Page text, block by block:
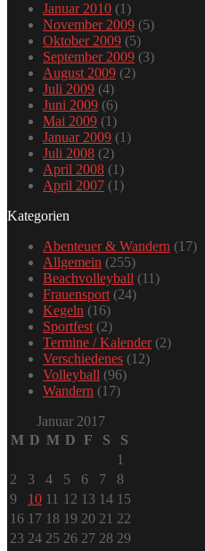
Januar 2010 (1)
November 2009 (5)
Oktober 2009 (5)
September 2009 (3)
August 2009 (2)
Juli 2009 (4)
Juni 2009 (6)
Mai 2009 (1)
Januar 2009 (1)
Juli 2008 (2)
April 2008 (1)
April 2007 (1)
Kategorien
Abenteuer & Wandern (17)
Allgemein (255)
Beachvolleyball (11)
Frauensport (24)
Kegeln (16)
Sportfest (2)
Termine / Kalender(2)
Verschiedenes (12)
Volleyball (96)
Wandern (17)
Januar 2017
M D M D F S
S
1
2
3 4 5 6 7
8
9
10 11 12 13 14 15
16 17 18 19 20 21 22
23 24 25 26 27 28 29